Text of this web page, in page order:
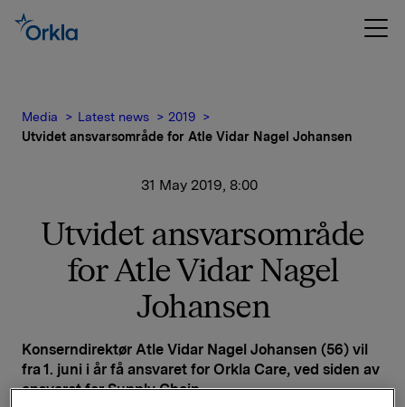
Media Latest news
2019
Utvidet ansvarsområde for Atle Vidar Nagel Johansen
31 May 2019, 8:00
Utvidet ansvarsområde
for Atle Vidar Nagel
Johansen
​Konserndirektør Atle Vidar Nagel Johansen (56) vil
fra 1. juni i år få ansvaret for Orkla Care, ved siden av
ansvaret for Supply Chain.